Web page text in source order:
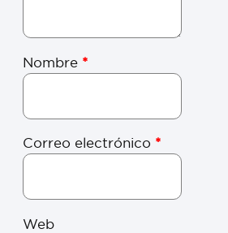
Nombre *
Correo electrónico *
Web